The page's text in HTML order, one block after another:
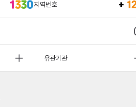
지역번호
유관기관